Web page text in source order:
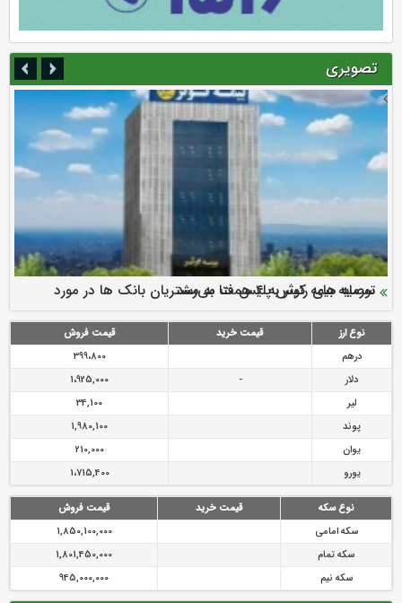
تصویری
ارزش سهام عدالت بالا رفت
سرمایه بیمه کوثر به ۴ همت می‌رسد
نود ثانیه با فولاد سنگان
تقدیر دبیرکل سندیکای بیمه گران ایران از اقدامات مدیرعامل بیمه
رازی
توصیه های رئیس پلیس فتا به مشتریان بانک ها در مورد
پیشگیری از سرقت های مجازی
نوع ارز قیمت خرید
قیمت فروش
درهم
399،800
دلار
-
1،925,000
لیر
34,100
پوند
1,980,100
یوان
210,000
یورو
1،715,400
نوع سکه قیمت خرید
قیمت فروش
سکه امامی
1,850,100,000
سکه تمام
1,801,450,000
سکه نیم
945,000,000